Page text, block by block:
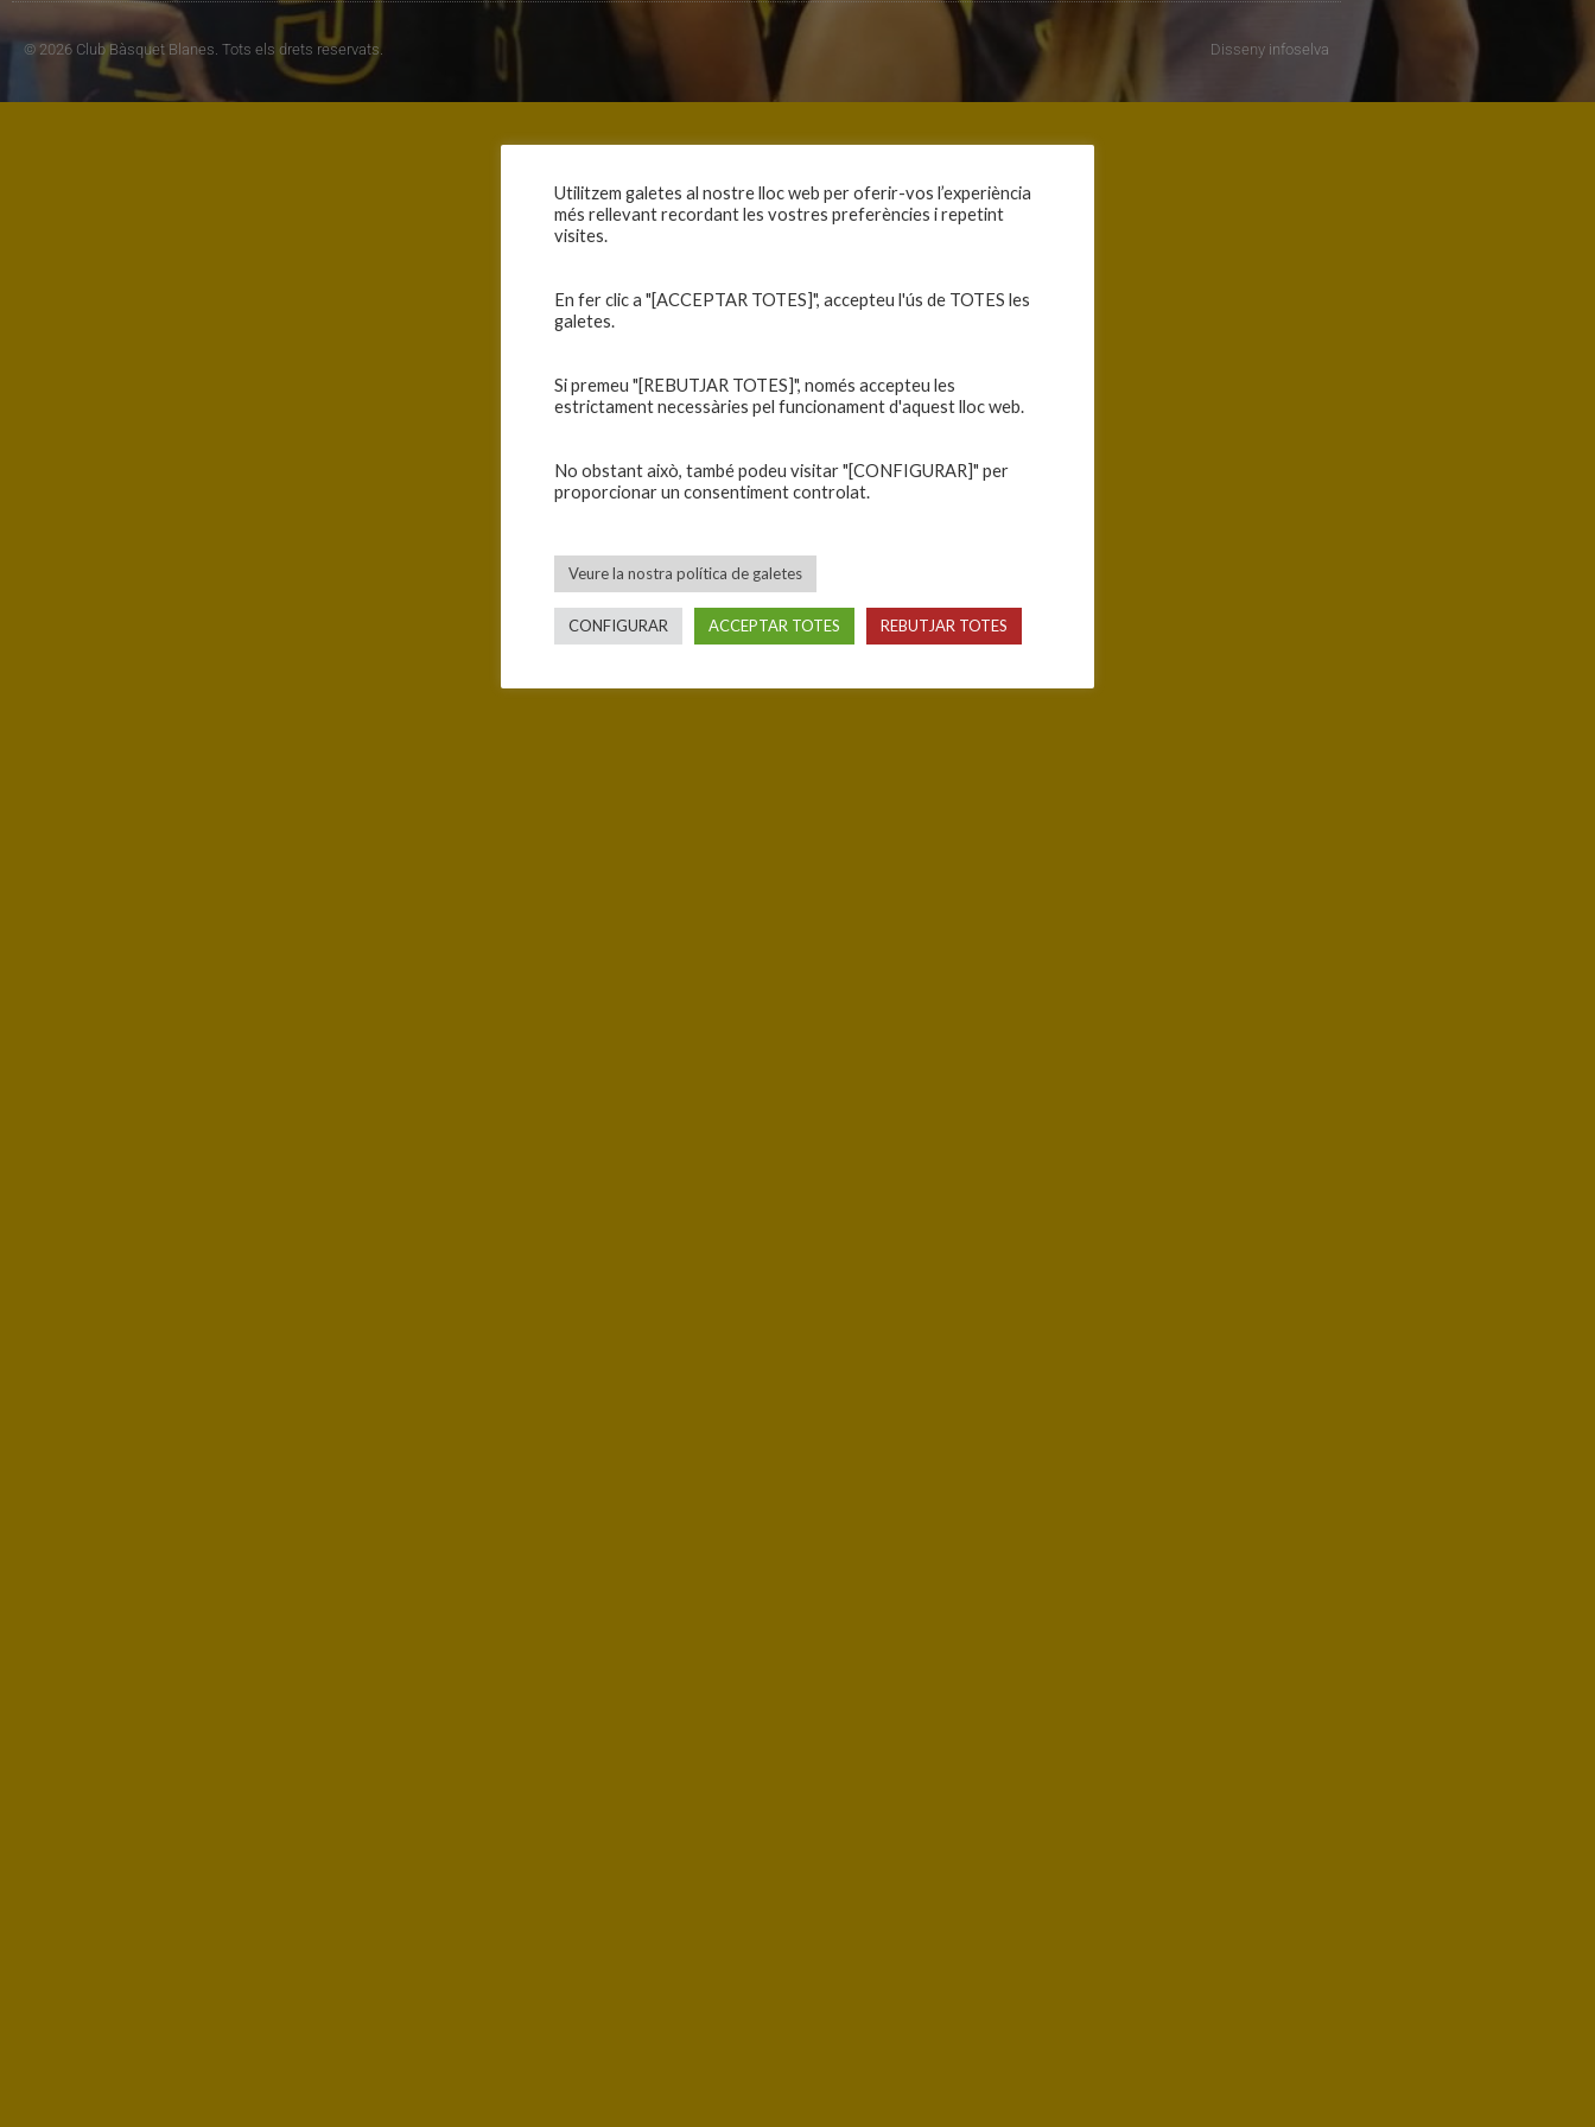
© 2026 Club Bàsquet Blanes. Tots els drets reservats. Disseny infoselva
Utilitzem galetes al nostre lloc web per oferir-vos l’experiència
més rellevant recordant les vostres preferències i repetint
visites.
En fer clic a "[ACCEPTAR TOTES]", accepteu l'ús de TOTES les
galetes.
Si premeu "[REBUTJAR TOTES]", només accepteu les
estrictament necessàries pel funcionament d'aquest lloc web.
No obstant això, també podeu visitar "[CONFIGURAR]" per
proporcionar un consentiment controlat.
Veure la nostra política de galetes
CONFIGURAR ACCEPTAR TOTES REBUTJAR TOTES